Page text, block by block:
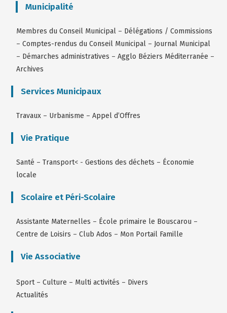
Municipalité
Membres du Conseil Municipal – Délégations / Commissions
–Comptes-rendus du Conseil Municipal – Journal Municipal
– Démarches administratives –Agglo Béziers Méditerranée –
Archives
Services Municipaux
Travaux – Urbanisme –Appel d’Offres
Vie Pratique
Santé –Transport< -Gestions des déchets – Économie
locale
Scolaire et Péri-Scolaire
Assistante Maternelles – École primaire le Bouscarou –
Centre de Loisirs –Club Ados – Mon Portail Famille
Vie Associative
Sport –Culture – Multi activités – Divers
Actualités